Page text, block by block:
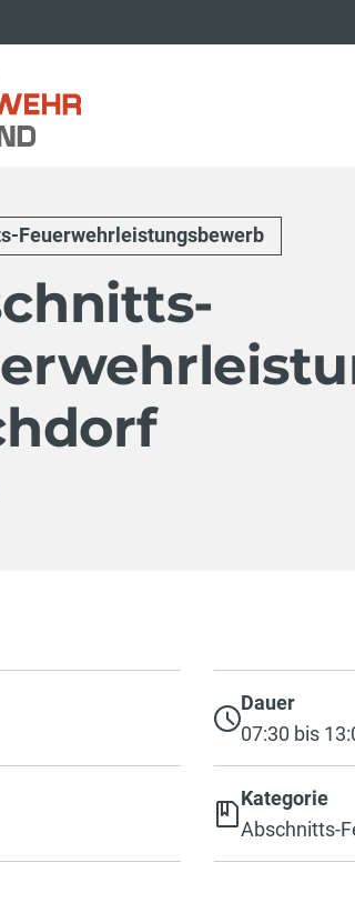
Feuerwehrleistungsbewerb
Dauer
07:30 bis
Kategorie
Abschnitts-